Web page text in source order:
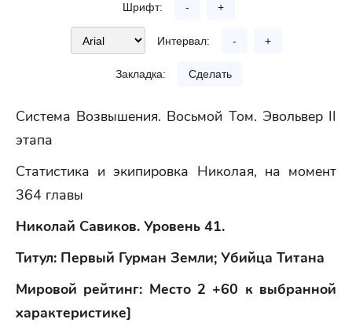
Шрифт: - +
Интервал: - +
Закладка: Сделать
Система Возвышения. Восьмой Том. Эвольвер II
этапа
Статистика и экипировка Николая, на момент
364 главы
Николай Савиков. Уровень 41.
Титул: Первый Гурман Земли; Убийца Титана
Мировой рейтинг: Место 2 +60 к выбранной
характеристике]